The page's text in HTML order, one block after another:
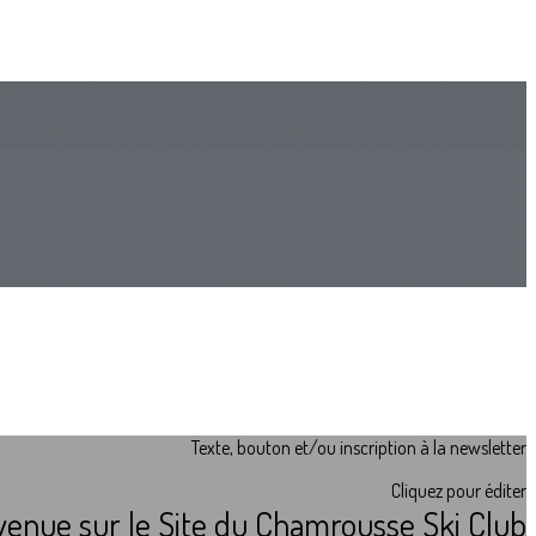
Texte, bouton et/ou inscription à la newsletter
Cliquez pour éditer
sur le Site du Chamrousse Ski Club